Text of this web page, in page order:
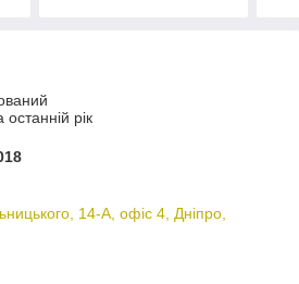
останній рік
14-А, офіс 4, Дніпро,